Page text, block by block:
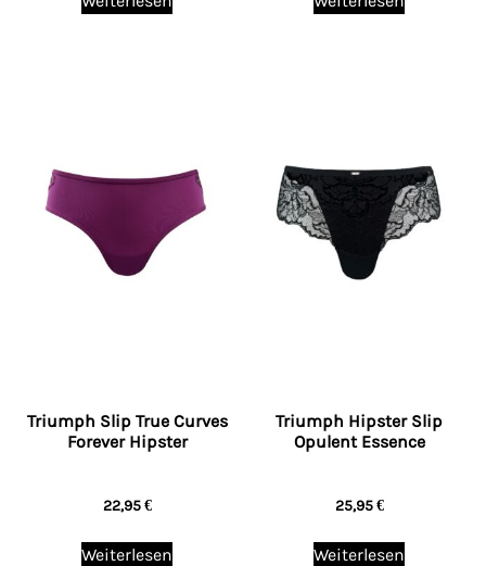
Triumph Slip True Curves
Forever Hipster
22,95€
Weiterlesen
Triumph Hipster Slip
Opulent Essence
25,95€
Weiterlesen